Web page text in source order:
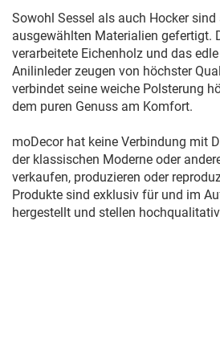
Sowohl Sessel als auch Hocker
ausgewählten Materialien gefertigt.
verarbeitete Eichenholz und das
Anilinleder zeugen von höchster
verbindet seine weiche Polsterung
dem puren Genuss am Komfort.
moDecor hat keine Verbindung mit
der klassischen Moderne oder
verkaufen, produzieren oder
Produkte sind exklusiv für und im
hergestellt und stellen